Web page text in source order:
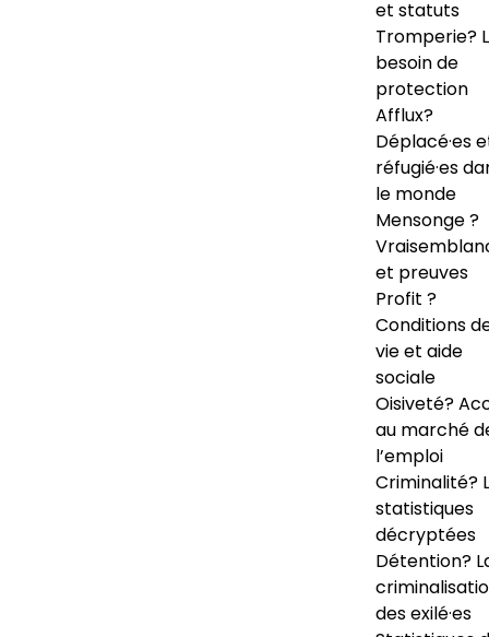
et statuts
Tromperie?
besoin de
protection
Afflux?
Déplacé·es
réfugié·es
le monde
Mensonge ?
et preuves
Profit ?
Conditions
vie et aide
sociale
Oisiveté?
au marché
l’emploi
Criminalité?
statistiques
décryptées
Détention?
des exilé·es